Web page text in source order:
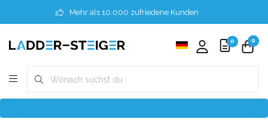
Mehr als 10.000 zufriedene Kunden
0 0